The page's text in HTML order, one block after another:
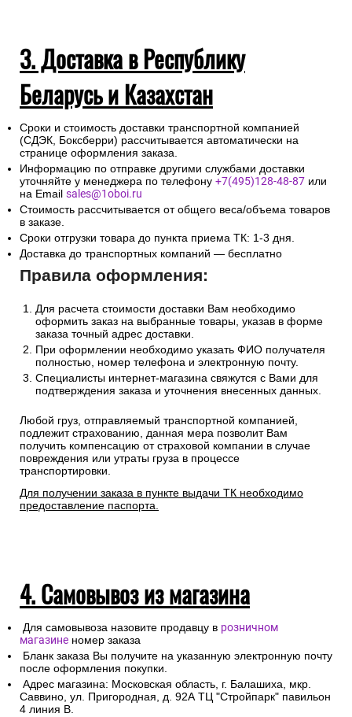
3. Доставка в Республику
Беларусь и Казахстан
Сроки и стоимость доставки транспортной компанией
(СДЭК, Боксберри) рассчитывается автоматически на
странице оформления заказа.
Информацию по отправке другими службами доставки
уточняйте у менеджера по телефону +7(495)128-48-87 или
на Email sales@1oboi.ru
Стоимость рассчитывается от общего веса/объема товаров
в заказе.
Сроки отгрузки товара до пункта приема ТК: 1-3 дня.
Доставка до транспортных компаний — бесплатно
Правила оформления:
Для расчета стоимости доставки Вам необходимо
оформить заказ на выбранные товары, указав в форме
заказа точный адрес доставки.
При оформлении необходимо указать ФИО получателя
полностью, номер телефона и электронную почту.
Специалисты интернет-магазина свяжутся с Вами для
подтверждения заказа и уточнения внесенных данных.
Любой груз, отправляемый транспортной компанией,
подлежит страхованию, данная мера позволит Вам
получить компенсацию от страховой компании в случае
повреждения или утраты груза в процессе
транспортировки.
Для получении заказа в пункте выдачи ТК необходимо
предоставление паспорта.
4. Самовывоз из магазина
Для самовывоза назовите продавцу в розничном
магазине номер заказа
Бланк заказа Вы получите на указанную электронную почту
после оформления покупки.
Адрес магазина: Московская область, г. Балашиха, мкр.
Саввино, ул. Пригородная, д. 92А ТЦ "Стройпарк" павильон
4 линия В.